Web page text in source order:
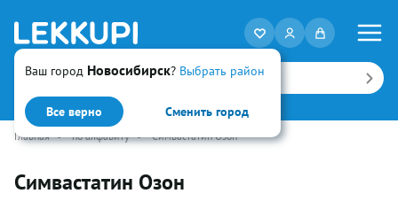
Ваш город Новосибирск? Выбрать район
Все верно Сменить город
Искать
Главная • по алфавиту • Симвастатин Озон
Симвастатин Озон